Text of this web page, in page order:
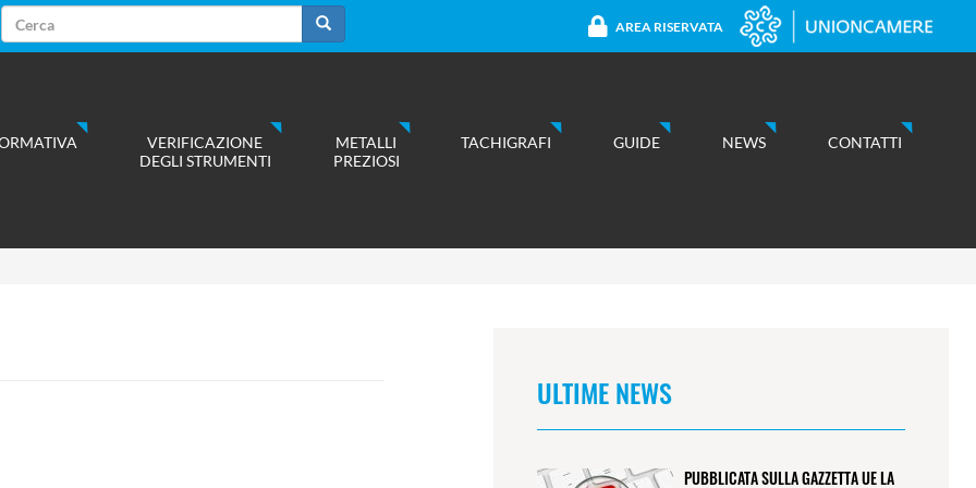
Form
di
Cerca
AREA RISERVATA
VERIFICAZIONE
DEGLI STRUMENTI
METALLI
PREZIOSI
TACHIGRAFI GUIDE NEWS CONTATTI
ULTIME NEWS
PUBBLICATA SULLA GAZZETTA UE LA